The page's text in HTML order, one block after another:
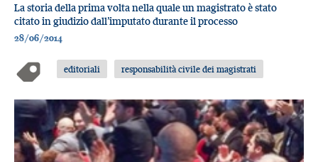
La storia della prima volta nella quale un magistrato è stato
citato in giudizio dall’imputato durante il processo
28/06/2014
editoriali responsabilità civile dei magistrati